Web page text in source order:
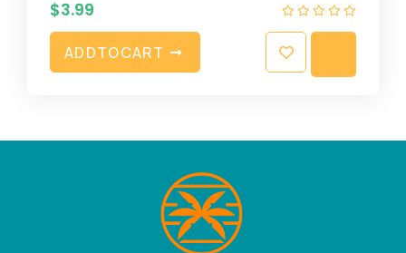
$3.99
ADDTOCART